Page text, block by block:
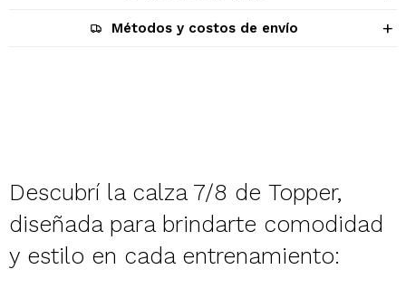
Métodos y costos de envío
Descubrí la calza 7/8 de Topper,
diseñada para brindarte comodidad
y estilo en cada entrenamiento: